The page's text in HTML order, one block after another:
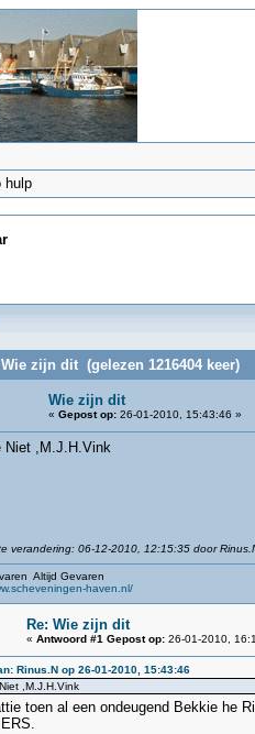
hulp
zijn dit (gelezen 1216404 keer)
Wie zijn dit
« Gepost op:26-01-2010, 15:43:46 »
Niet ,M.J.H.Vink
verandering: 06-12-2010, 12:15:35 door
Altijd Gevaren
haven.nl/
Re: Wie zijn dit
« Antwoord #1 Gepost op:26-01-2010,
Rinus.N op 26-01-2010, 15:43:46
,M.J.H.Vink
toen al een ondeugend Bekkie he